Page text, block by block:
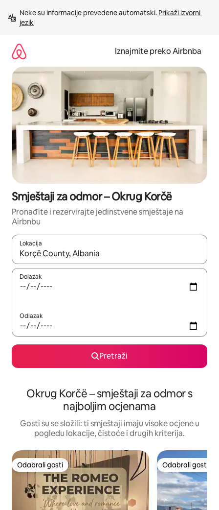
sadržaj
Neke su informacije prevedene automatski. Prikaži izvorni
jezik
Iznajmite preko Airbnba
Smještaji za odmor – Okrug Korčë
Pronađite i rezervirajte jedinstvene smještaje na
Airbnbu
Lokacija
Kada budu dostupni rezultati, moći ćete ih pregledati
Dolazak
Odlazak
Pretraži
Okrug Korčë – smještaji za odmor s
najboljim ocjenama
Gosti su se složili: ti smještaji imaju visoke ocjene u
pogledu lokacije, čistoće i drugih kriterija.
Odabrali gosti
Odabrali gosti Odabrali gosti
Odabrali gosti